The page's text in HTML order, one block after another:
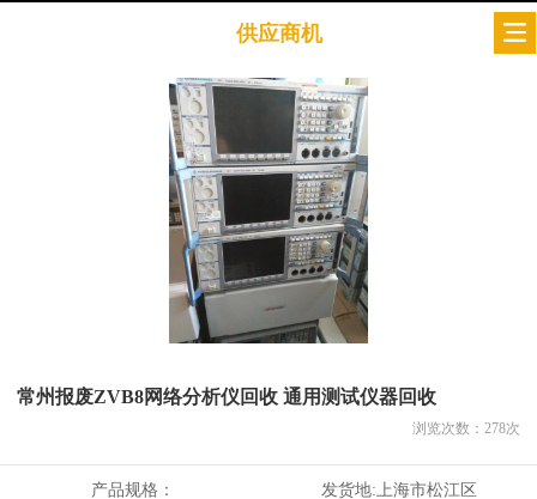
供应商机
常州报废ZVB8网络分析仪回收 通用测试仪器回收
浏览次数： 278次
产品规格： 发货地:上海市松江区